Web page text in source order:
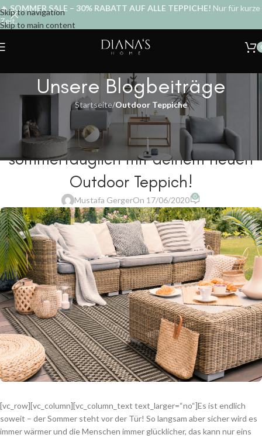
Skip to navigation
Skip to main content
🔥SOMMER SALE – 30% RABATT AUF ALLE TEPPICHE! Nur für kurze
Zeit.
Unsere Blogbeiträge
Startseite/Outdoor Teppiche
OUTDOOR TEPPICHE
Mache dein Zuhause
sommertauglich mit deinem neuen
Outdoor Teppich!
Mustafa GergerOn 17/06/2020 0
[vc_row][vc_column][vc_column_text text_larger=“no“]Es ist endlich
soweit – der Sommer steht vor der Tür! So langsam aber sicher wird es
immer wärmer und die Menschen immer glücklicher, das kann nur eins